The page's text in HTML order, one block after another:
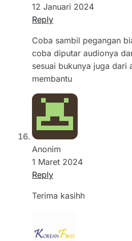
12 Januari 2024
Reply
Coba sambil pegangan
coba diputar audionya
sesuai bukunya juga dari
membantu
Anonim
1 Maret 2024
Reply
Terima kasihh